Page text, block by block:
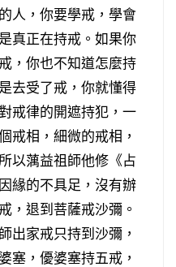
人，你要學戒，學會
真正在持戒。如果你
，你也不知道怎麼持
去受了戒，你就懂得
戒律的開遮持犯，一
戒相，細微的戒相，
以蕅益祖師他修《占
緣的不具足，沒有辦
，退到菩薩戒沙彌。
出家戒只持到沙彌，
塞，優婆塞持五戒，